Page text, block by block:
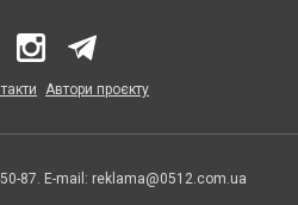
Автори проєкту
87. E-mail: reklama@0512.com.ua